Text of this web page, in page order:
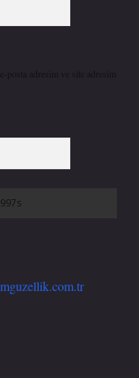
posta adresim ve site adresim